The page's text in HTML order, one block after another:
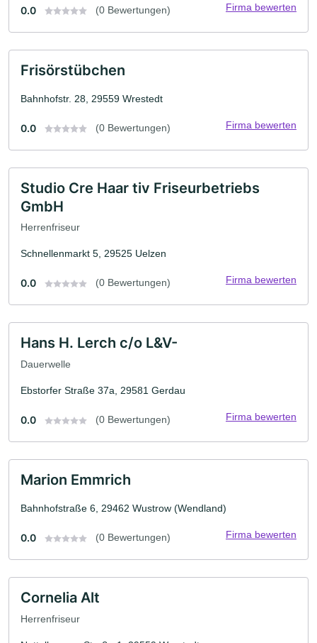
0.0 (0 Bewertungen) Firma bewerten
Frisörstübchen
Bahnhofstr. 28, 29559 Wrestedt
0.0 (0 Bewertungen) Firma bewerten
Studio Cre Haar tiv Friseurbetriebs
GmbH
Herrenfriseur
Schnellenmarkt 5, 29525 Uelzen
0.0 (0 Bewertungen) Firma bewerten
Hans H. Lerch c/o L&V-
Dauerwelle
Ebstorfer Straße 37a, 29581 Gerdau
0.0 (0 Bewertungen) Firma bewerten
Marion Emmrich
Bahnhofstraße 6, 29462 Wustrow (Wendland)
0.0 (0 Bewertungen) Firma bewerten
Cornelia Alt
Herrenfriseur